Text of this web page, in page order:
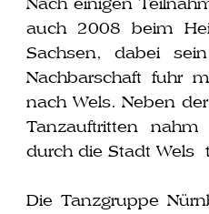
auch 2008 beim
Sachsen, dabei
Nachbarschaft fuhr
nach Wels. Neben
Tanzauftritten
durch die Stadt Wels
Die Tanzgruppe